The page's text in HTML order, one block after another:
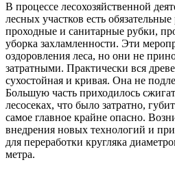
В процессе лесохозяйственной
лесных участков есть
проходные и санитарные рубки,
уборка захламленности. Эти
оздоровления леса, но они не
затратными. Практически вся
сухостойная и кривая. Она не
Большую часть приходилось
лесосеках, что было затратно,
самое главное крайне опасно.
внедрения новых технологий и
для переработки кругляка
метра.